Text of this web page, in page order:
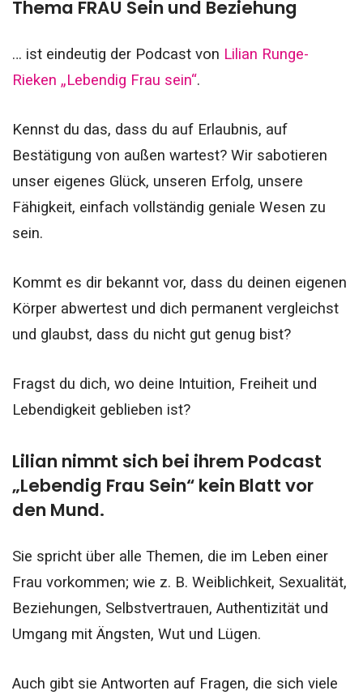
Thema FRAU Sein und Beziehung
… ist eindeutig der Podcast von Lilian Runge-
Rieken „Lebendig Frau sein“.
Kennst du das, dass du auf Erlaubnis, auf
Bestätigung von außen wartest? Wir sabotieren
unser eigenes Glück, unseren Erfolg, unsere
Fähigkeit, einfach vollständig geniale Wesen zu
sein.
Kommt es dir bekannt vor, dass du deinen eigenen
Körper abwertest und dich permanent vergleichst
und glaubst, dass du nicht gut genug bist?
Fragst du dich, wo deine Intuition, Freiheit und
Lebendigkeit geblieben ist?
Lilian nimmt sich bei ihrem Podcast
„Lebendig Frau Sein“ kein Blatt vor
den Mund.
Sie spricht über alle Themen, die im Leben einer
Frau vorkommen; wie z. B. Weiblichkeit, Sexualität,
Beziehungen, Selbstvertrauen, Authentizität und
Umgang mit Ängsten, Wut und Lügen.
Auch gibt sie Antworten auf Fragen, die sich viele